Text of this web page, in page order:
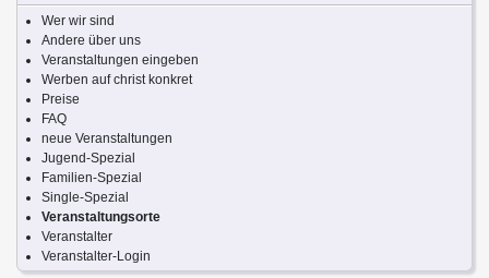
Wer wir sind
Andere über uns
Veranstaltungen eingeben
Werben auf christ konkret
Preise
FAQ
neue Veranstaltungen
Jugend-Spezial
Familien-Spezial
Single-Spezial
Veranstaltungsorte
Veranstalter
Veranstalter-Login